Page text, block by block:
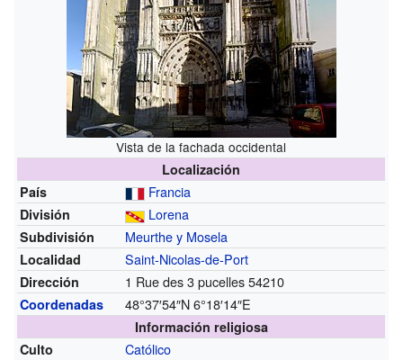
Vista de la fachada occidental
Localización
País
Francia
División Lorena
Subdivisión Meurthe y Mosela
Localidad Saint-Nicolas-de-Port
Dirección 1 Rue des 3 pucelles 54210
Coordenadas 48°37′54″N6°18′14″E
Información religiosa
Culto
Católico